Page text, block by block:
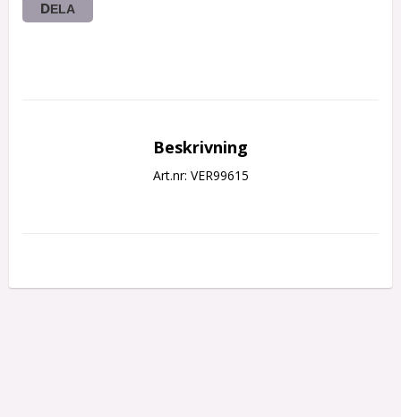
DELA
Beskrivning
Art.nr: VER99615